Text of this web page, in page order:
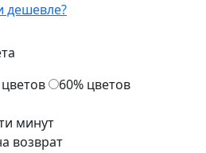
дешевле?
60% цветов
минут
возврат